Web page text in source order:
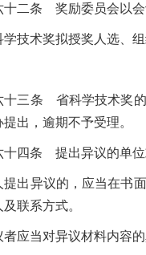
十二条 奖励委员会以会
学技术奖拟授奖人选、
十三条 省科学技术奖的
出，逾期不予受理。
十四条 提出异议的单位
提出异议的，应当在书
联系方式。
者应当对异议材料内容